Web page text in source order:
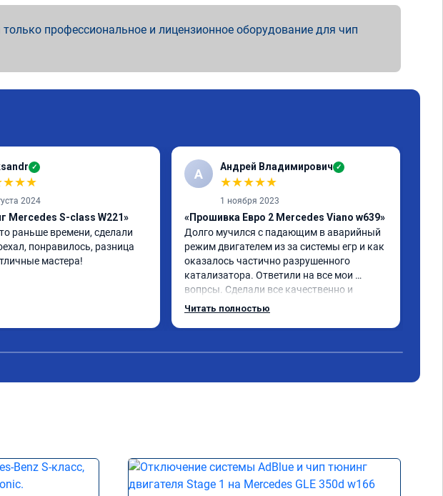
профессиональное и лицензионное оборудование для чип
✓
★★★
2024
Mercedes S-class W221»
раньше времени, сделали
понравилось, разница
мастера!
А Андрей Владимирович ✓
★★★★★
1 ноября 2023
«Прошивка Евро 2 Mercedes Viano w639»
Долго мучился с падающим в аварийный
режим двигателем из за системы егр и как
оказалось частично разрушенного
катализатора. Ответили на все мои
вопрсы. Сделали все качественно и
несмотря на конец рабочего дня
Читать полностью